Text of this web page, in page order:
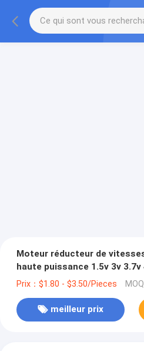
Moteur réducteur de
haute puissance 1.5v 3v 3.7v
N20 N30 pour la maison
Prix：$1.80 - $3.50/Pieces
meilleur prix